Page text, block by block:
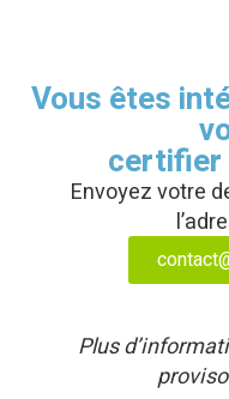
Vous êtes
certifier
Envoyez votre
Plus